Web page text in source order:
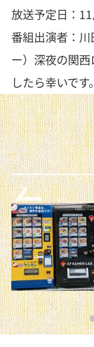
放送予定日：
番組出演者：
ー）深夜の関
したら幸いです